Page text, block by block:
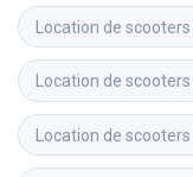
Location de scooters
Location de scooters
Location de scooters